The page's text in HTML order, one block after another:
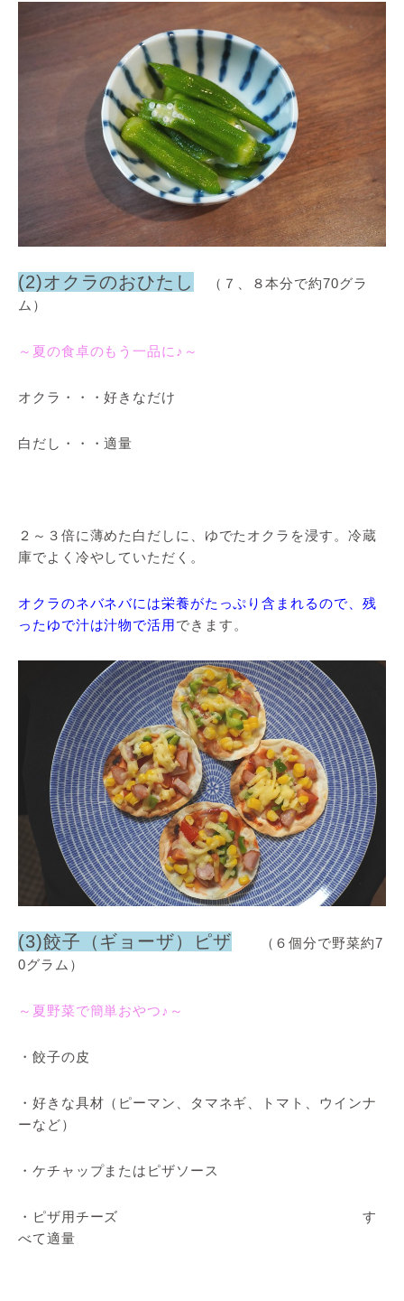
(2)オクラのおひたし
（７、８本分で約70グラ
ム）
～夏の食卓のもう一品に♪～
オクラ・・・好きなだけ
白だし・・・適量
２～３倍に薄めた白だしに、ゆでたオクラを浸す。冷蔵
庫でよく冷やしていただく。
オクラのネバネバには栄養がたっぷり含まれるので、残
ったゆで汁は汁物で活用できます。
(3)餃子（ギョーザ）ピザ （６個分で野菜約7
0グラム）
～夏野菜で簡単おやつ♪～
・餃子の皮
・好きな具材（ピーマン、タマネギ、トマト、ウインナ
ーなど）
・ケチャップまたはピザソース
・ピザ用チーズ す
べて適量